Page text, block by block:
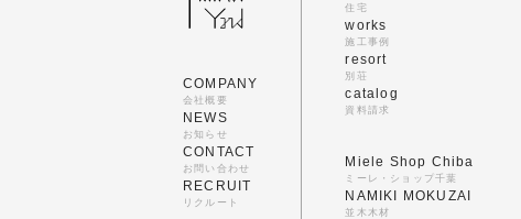
COMPANY
会社概要
NEWS
お知らせ
CONTACT
お問い合わせ
RECRUIT
リクルート
住宅
works
施工事例
resort
別荘
catalog
資料請求
Miele Shop Chiba
ミーレ・ショップ千葉
NAMIKI MOKUZAI
並木木材